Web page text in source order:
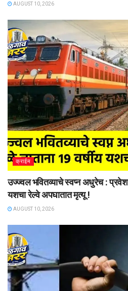
AUGUST 10, 2026
क्राईम
उज्ज्वल भवितव्याचे स्वप्न अधुरेच :
यशचा रेल्वे अपघातात मृत्यू !
AUGUST 10, 2026